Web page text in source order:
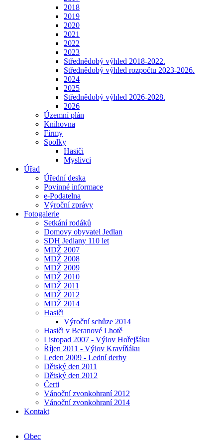
2018
2019
2020
2021
2022
2023
Střednědobý výhled 2018-2022.
Střednědobý výhled rozpočtu 2023-2026.
2024
2025
Střednědobý výhled 2026-2028.
2026
Územní plán
Knihovna
Firmy
Spolky
Hasiči
Myslivci
Úřad
Úřední deska
Povinné informace
e-Podatelna
Výroční zprávy
Fotogalerie
Setkání rodáků
Domovy obyvatel Jedlan
SDH Jedlany 110 let
MDŽ 2007
MDŽ 2008
MDŽ 2009
MDŽ 2010
MDŽ 2011
MDŽ 2012
MDŽ 2014
Hasiči
Výroční schůze 2014
Hasiči v Beranové Lhotě
Listopad 2007 - Výlov Hořejšáku
Říjen 2011 - Výlov Kravíňáku
Leden 2009 - Lední derby
Dětský den 2011
Dětský den 2012
Čerti
Vánoční zvonkohraní 2012
Vánoční zvonkohraní 2014
Kontakt
Obec